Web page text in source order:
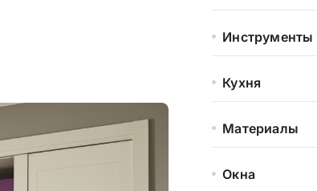
Инструменты
Кухня
Материалы
Окна